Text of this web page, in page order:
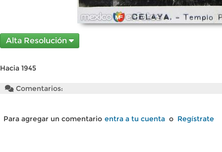
Alta Resolución
Hacia 1945
Comentarios:
Para agregar un comentario entra a tu cuenta o Regístrate